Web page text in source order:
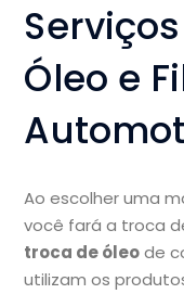
Óleo e
Ao escolher uma
você fará a troca
troca de óleode
utilizam os